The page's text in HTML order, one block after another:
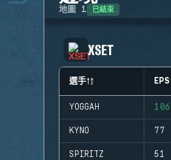
地圖 1 已結束
XSET
選手 EPS
YOGGAH 106
KYNO 77
SPIRITZ 51